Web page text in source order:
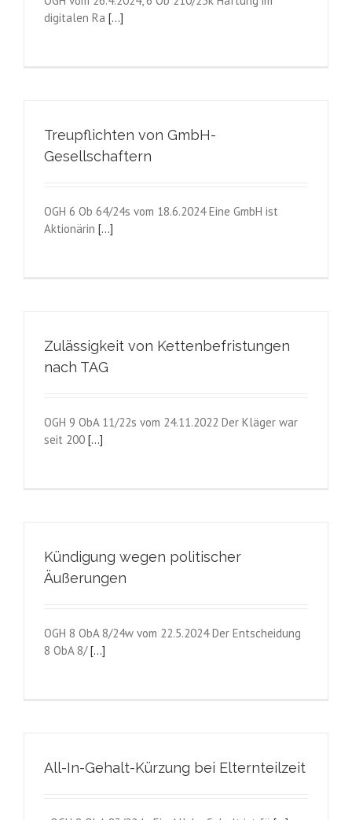
digitalen Ra [...]
Treupflichten von GmbH-
Gesellschaftern
OGH 6 Ob 64/24s vom 18.6.2024 Eine GmbH ist
Aktionärin [...]
Zulässigkeit von Kettenbefristungen
nach TAG
OGH 9 ObA 11/22s vom 24.11.2022 Der Kläger war
seit 200 [...]
Kündigung wegen politischer
Äußerungen
OGH 8 ObA 8/24w vom 22.5.2024 Der Entscheidung
8 ObA 8/[...]
All-In-Gehalt-Kürzung bei Elternteilzeit